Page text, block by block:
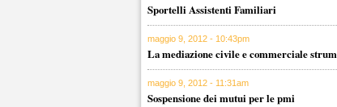
Sportelli Assistenti Familiari
maggio 9, 2012 - 10:43pm
La mediazione civile e commerciale
maggio 9, 2012 - 11:31am
Sospensione dei mutui per le pmi